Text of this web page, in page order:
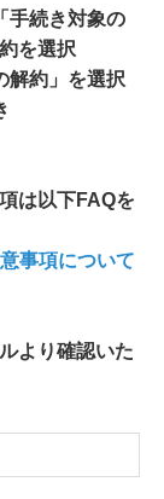
手続き対象の
を選択
解約」を選択
は以下FAQを
事項について
より確認いた